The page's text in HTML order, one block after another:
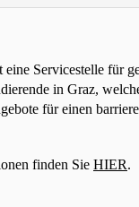
eine Servicestelle für
in Graz,
für einen
finden Sie HIER.